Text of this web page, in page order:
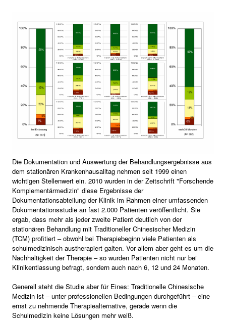
Die Dokumentation und Auswertung der Behandlungsergebnisse aus
dem stationären Krankenhausalltag nehmen seit 1999 einen
wichtigen Stellenwert ein. 2010 wurden in der Zeitschrift "Forschende
Komplementärmedizin" diese Ergebnisse der
Dokumentationsabteilung der Klinik im Rahmen einer umfassenden
Dokumentationsstudie an fast 2.000 Patienten veröffentlicht. Sie
ergab, dass mehr als jeder zweite Patient deutlich von der
stationären Behandlung mit Traditioneller Chinesischer Medizin
(TCM) profitiert – obwohl bei Therapiebeginn viele Patienten als
schulmedizinisch austherapiert galten. Vor allem aber geht es um die
Nachhaltigkeit der Therapie – so wurden Patienten nicht nur bei
Klinikentlassung befragt, sondern auch nach 6, 12 und 24 Monaten.
Generell steht die Studie aber für Eines: Traditionelle Chinesische
Medizin ist – unter professionellen Bedingungen durchgeführt – eine
ernst zu nehmende Therapiealternative, gerade wenn die
Schulmedizin keine Lösungen mehr weiß.